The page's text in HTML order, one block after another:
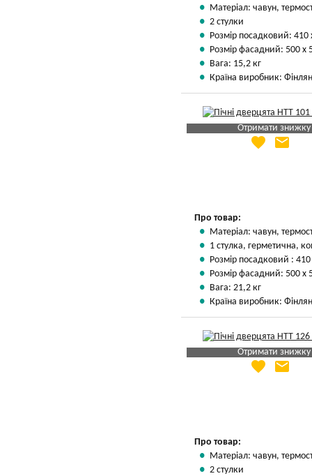
Матеріал: чавун,
2 стулки
Розмір посадковий:
Розмір фасадний: 500 х
Вага: 15,2 кг
Країна виробник:
Отримати знижку
Яка Ваша ціна
favorite email
Про товар:
Матеріал: чавун,
1 стулка, герметична,
Розмір посадковий :
Розмір фасадний: 500 х
Вага: 21,2 кг
Країна виробник:
Отримати знижку
Яка Ваша ціна
favorite email
Про товар:
Матеріал: чавун,
2 стулки